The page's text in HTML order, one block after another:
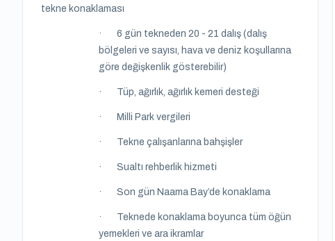
tekne konaklaması
· 6 gün tekneden 20 - 21 dalış (dalış
bölgeleri ve sayısı, hava ve deniz koşullarına
göre değişkenlik gösterebilir)
· Tüp, ağırlık, ağırlık kemeri desteği
· Milli Park vergileri
· Tekne çalışanlarına bahşişler
· Sualtı rehberlik hizmeti
· Son gün Naama Bay’de konaklama
· Teknede konaklama boyunca tüm öğün
yemekleri ve ara ikramlar